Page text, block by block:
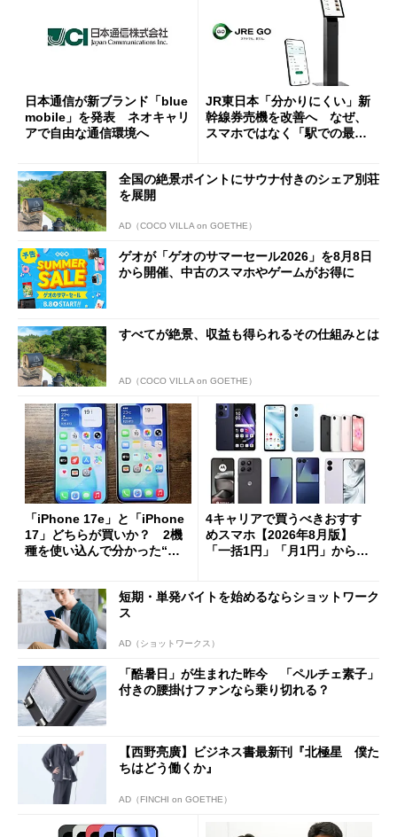
日本通信が新ブランド「blue
mobile」を発表 ネオキャリ
アで自由な通信環境へ
JR東日本「分かりにくい」新
幹線券売機を改善へ なぜ、
スマホではなく「駅での最短
全国の絶景ポイントにサウナ付きのシェア別荘
を展開
AD（COCO VILLA on GOETHE）
ゲオが「ゲオのサマーセール2026」を8月8日
から開催、中古のスマホやゲームがお得に
すべてが絶景、収益も得られるその仕組みとは
AD（COCO VILLA on GOETHE）
「iPhone 17e」と「iPhone
17」どちらが買いか？ 2機
種を使い込んで分かった“ス
4キャリアで買うべきおすす
めスマホ【2026年8月版】
「一括1円」「月1円」からお
短期・単発バイトを始めるならショットワーク
ス
AD（ショットワークス）
「酷暑日」が生まれた昨今 「ペルチェ素子」
付きの腰掛けファンなら乗り切れる？
【西野亮廣】ビジネス書最新刊『北極星 僕た
ちはどう働くか』
AD（FINCHI on GOETHE）